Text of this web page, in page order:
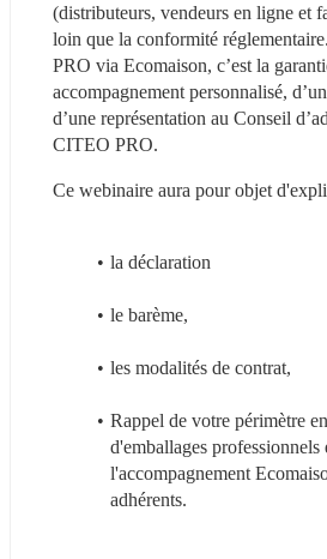
(distributeurs, vendeurs en ligne et
loin que la conformité
PRO via Ecomaison, c’est la
accompagnement personnalisé,
d’une représentation au Conseil
CITEO PRO.
Ce webinaire aura pour objet
la déclaration
le barème,
les modalités de contrat,
Rappel de votre périmètre
d'emballages professionnels
l'accompagnement
adhérents.